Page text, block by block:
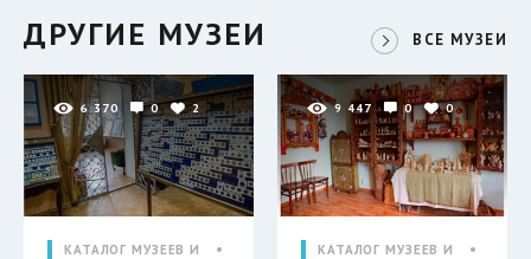
ДРУГИЕ МУЗЕИ ВСЕ МУЗЕИ
6 370 0 2
КАТАЛОГ МУЗЕЕВ И
9 447 0 0
КАТАЛОГ МУЗЕЕВ И